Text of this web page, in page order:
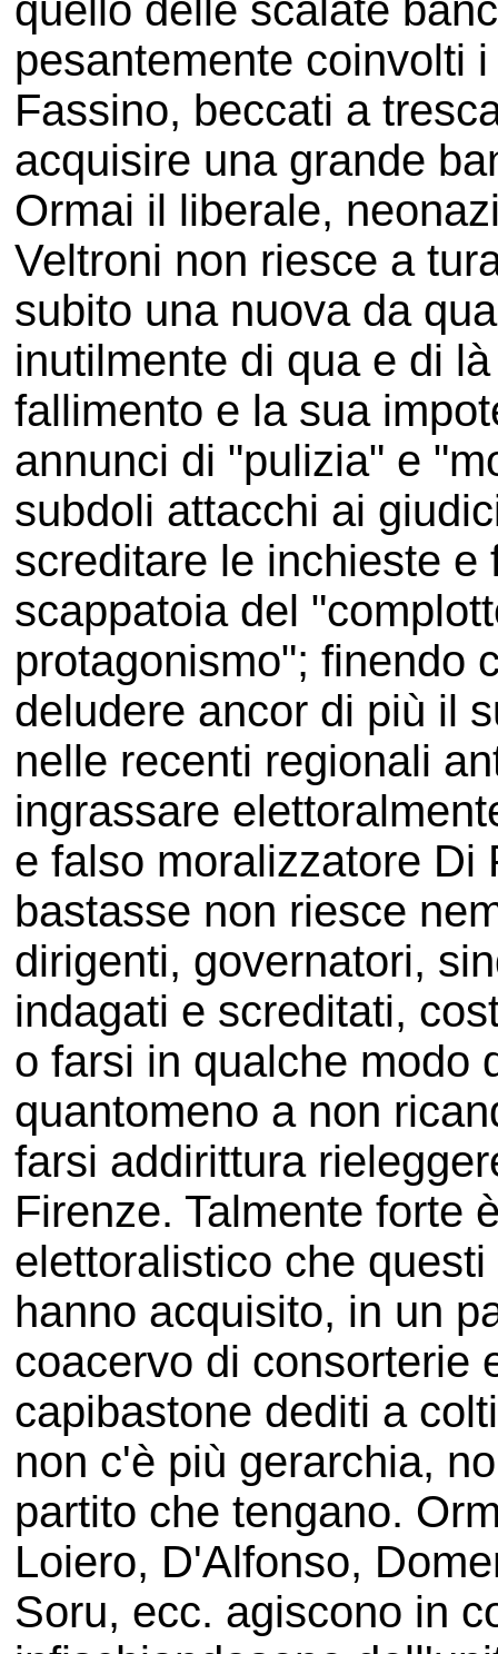
quello delle scalate
pesantemente coinvolti
Fassino, beccati a
acquisire una grande
Ormai il liberale,
Veltroni non riesce a
subito una nuova da
inutilmente di qua e di
fallimento e la sua
annunci di "pulizia" e
subdoli attacchi ai
screditare le inchieste e
scappatoia del
protagonismo"; finendo
deludere ancor di più il
nelle recenti regionali
ingrassare
e falso moralizzatore Di
bastasse non riesce
dirigenti, governatori,
indagati e screditati,
o farsi in qualche modo
quantomeno a non
farsi addirittura
Firenze. Talmente forte
elettoralistico che
hanno acquisito, in un
coacervo di consorterie
capibastone dediti a
non c'è più gerarchia,
partito che tengano.
Loiero, D'Alfonso,
Soru, ecc. agiscono in